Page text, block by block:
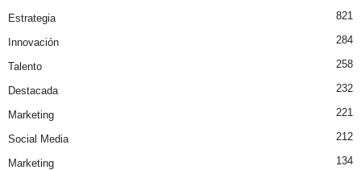
Estrategia 821
Innovación 284
Talento 258
Destacada 232
Marketing 221
Social Media 212
Marketing 134